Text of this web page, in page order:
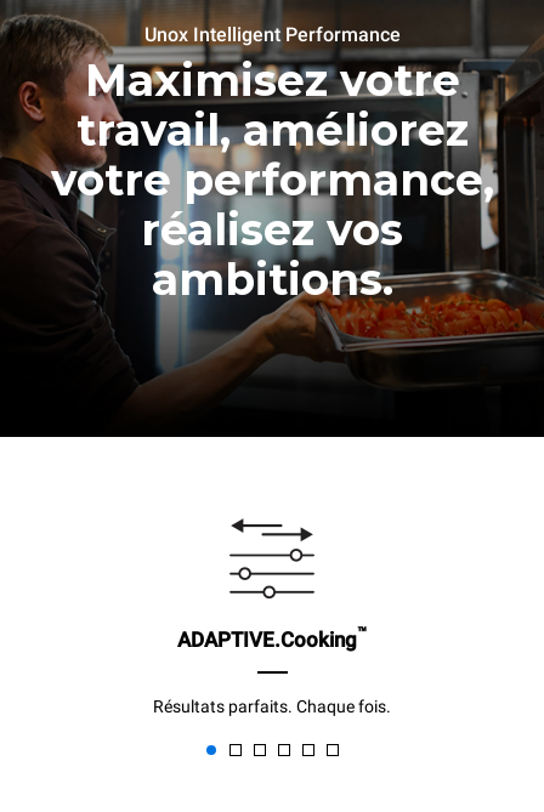
Unox Intelligent Performance
Maximisez votre
travail, améliorez
votre performance,
réalisez vos
ambitions.
ADAPTIVE.Cooking™
Résultats parfaits. Chaque fois.